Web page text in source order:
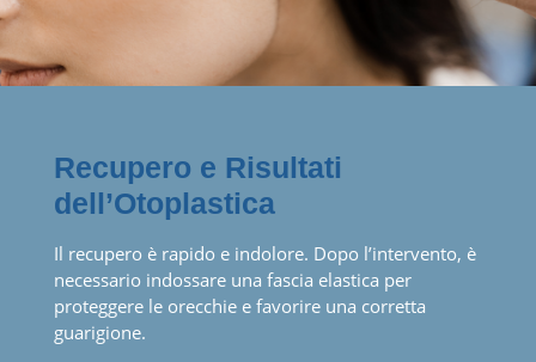
Recupero e Risultati
dell’Otoplastica
Il recupero è rapido e indolore. Dopo l’intervento, è
necessario indossare una fascia elastica per
proteggere le orecchie e favorire una corretta
guarigione.